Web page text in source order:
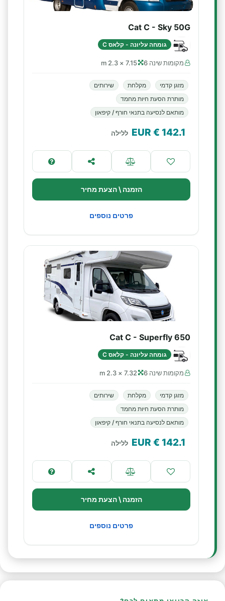
Cat C - Sky 50G
גומחה עליונה - קלאס C
מקומות שינה 6 7.15 × 2.3 m
מזגן קדמי מקלחת
שירותים
מותרת הסעת חיות מחמד
מותאם לנסיעה בתנאי חורף / קיפאון
142.1
€ EUR ללילה
הזמנה \ הצעת מחיר
פרטים נוספים
Cat C - Superfly 650
גומחה עליונה - קלאס C
מקומות שינה 6 7.32 × 2.3 m
מזגן קדמי מקלחת
שירותים
מותרת הסעת חיות מחמד
מותאם לנסיעה בתנאי חורף / קיפאון
142.1
€ EUR ללילה
הזמנה \ הצעת מחיר
פרטים נוספים